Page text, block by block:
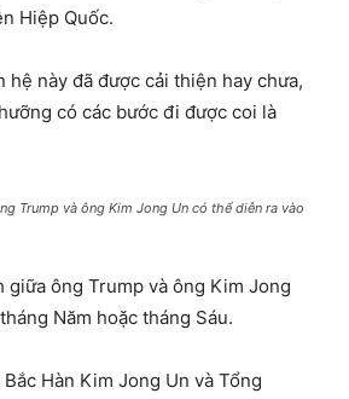
Hiệp Quốc.
hệ này đã được cải thiện hay chưa,
có các bước đi được coi là
Trump và ông Kim Jong Un có thể diễn ra vào
ông Trump và ông Kim Jong
Năm hoặc tháng Sáu.
Hàn Kim Jong Un và Tổng